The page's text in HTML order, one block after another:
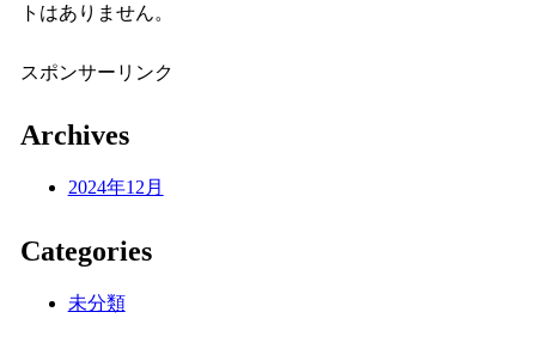
トはありません。
スポンサーリンク
Archives
2024年12月
Categories
未分類